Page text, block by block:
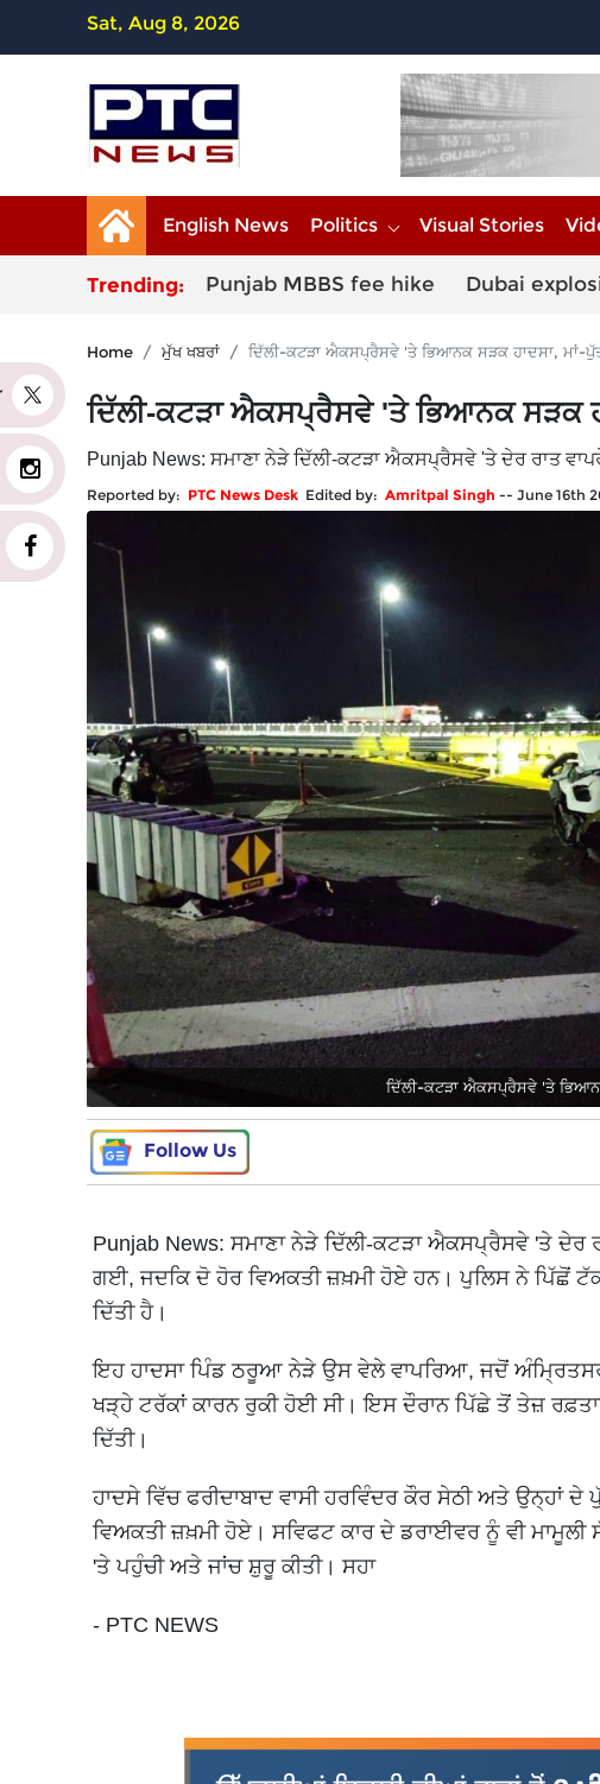
Sat, Aug 8, 2026
English News Politics Visual Stories
Trending: Punjab MBBS fee hike Dubai
Home ਮੁੱਖ ਖਬਰਾਂ ਦਿੱਲੀ-ਕਟੜਾ ਐਕਸਪ੍ਰੈਸਵੇ 'ਤੇ ਭਿਆਨਕ ਸੜਕ ਹਾਦਸਾ, ਮਾਂ-
ਦਿੱਲੀ-ਕਟੜਾ ਐਕਸਪ੍ਰੈਸਵੇ 'ਤੇ ਭਿਆਨਕ ਸੜਕ
Punjab News: ਸਮਾਣਾ ਨੇੜੇ ਦਿੱਲੀ-ਕਟੜਾ ਐਕਸਪ੍ਰੈਸਵੇ 'ਤੇ ਦੇਰ ਰਾਤ
Reported by: PTC News Desk Edited by: Amritpal Singh -- June 16th
ਦਿੱਲੀ-ਕਟੜਾ ਐਕਸਪ੍ਰੈਸਵੇ 'ਤੇ
Follow Us
Punjab News: ਸਮਾਣਾ ਨੇੜੇ ਦਿੱਲੀ-ਕਟੜਾ ਐਕਸਪ੍ਰੈਸਵੇ 'ਤੇ
ਗਈ, ਜਦਕਿ ਦੋ ਹੋਰ ਵਿਅਕਤੀ ਜ਼ਖ਼ਮੀ ਹੋਏ ਹਨ। ਪੁਲਿਸ ਨੇ ਪਿੱਛੋਂ
ਦਿੱਤੀ ਹੈ।
ਇਹ ਹਾਦਸਾ ਪਿੰਡ ਠਰੂਆ ਨੇੜੇ ਉਸ ਵੇਲੇ ਵਾਪਰਿਆ, ਜਦੋਂ
ਖੜ੍ਹੇ ਟਰੱਕਾਂ ਕਾਰਨ ਰੁਕੀ ਹੋਈ ਸੀ। ਇਸ ਦੌਰਾਨ ਪਿੱਛੇ ਤੋਂ ਤੇਜ਼
ਦਿੱਤੀ।
ਹਾਦਸੇ ਵਿੱਚ ਫਰੀਦਾਬਾਦ ਵਾਸੀ ਹਰਵਿੰਦਰ ਕੌਰ ਸੇਠੀ ਅਤੇ ਉਨ੍ਹਾਂ
ਵਿਅਕਤੀ ਜ਼ਖ਼ਮੀ ਹੋਏ। ਸਵਿਫਟ ਕਾਰ ਦੇ ਡਰਾਈਵਰ ਨੂੰ ਵੀ
'ਤੇ ਪਹੁੰਚੀ ਅਤੇ ਜਾਂਚ ਸ਼ੁਰੂ ਕੀਤੀ। ਸਹਾ
- PTC NEWS